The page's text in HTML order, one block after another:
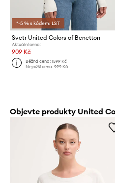
*-5 % s kódem: LST
Svetr United Colors of Benetton
Aktuální cena:
909 Kč
Běžná cena:1599 Kč
Nejnižší cena:999 Kč
Objevte produkty United